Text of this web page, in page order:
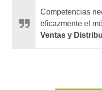
Competencias
eficazmente el
Ventas y